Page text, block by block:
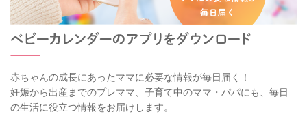
赤ちゃんの成長にあったママに必要な情報が毎日届く！
妊娠から出産までのプレママ、子育て中のママ・パパにも、毎日
の生活に役立つ情報をお届けします。